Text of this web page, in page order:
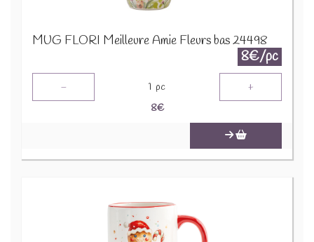
MUG FLORI Meilleure Amie Fleurs bas 24498
8€/pc
- 1 pc +
8€